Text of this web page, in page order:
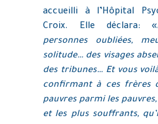
accueilli à l’Hôpital
Croix. Elle déclara: «
personnes oubliées,
solitude… des visages
des tribunes… Et vous
confirmant à ces frères
pauvres parmi les
et les plus souffrants,